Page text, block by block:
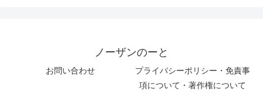
ノーザンのーと
お問い合わせ
プライバシーポリシー・免責事
項について・著作権について